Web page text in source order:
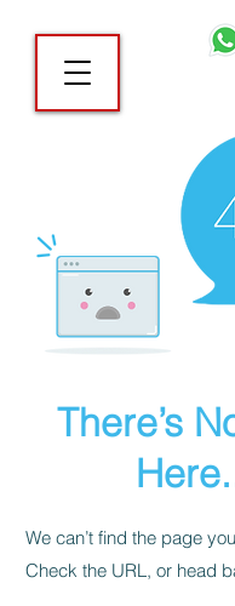
There’s
We can’t find the page
Check the URL, or head